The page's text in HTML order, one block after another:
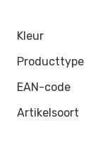
Kleur
Producttype
EAN-code
Artikelsoort